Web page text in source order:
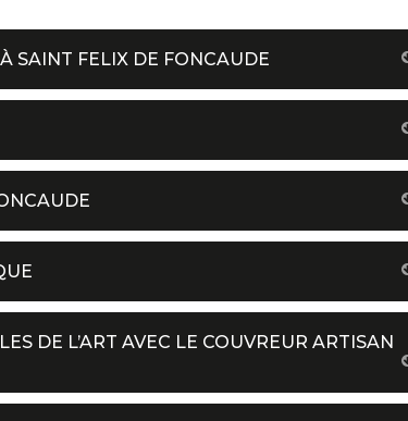
SAINT FELIX DE FONCAUDE
DE L’ART AVEC LE COUVREUR ARTISAN